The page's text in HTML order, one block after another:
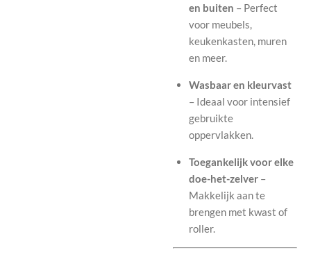
en buiten – Perfect
voor meubels,
keukenkasten, muren
en meer.
Wasbaar en kleurvast
– Ideaal voor intensief
gebruikte
oppervlakken.
Toegankelijk voor elke
doe-het-zelver–
Makkelijk aan te
brengen met kwast of
roller.